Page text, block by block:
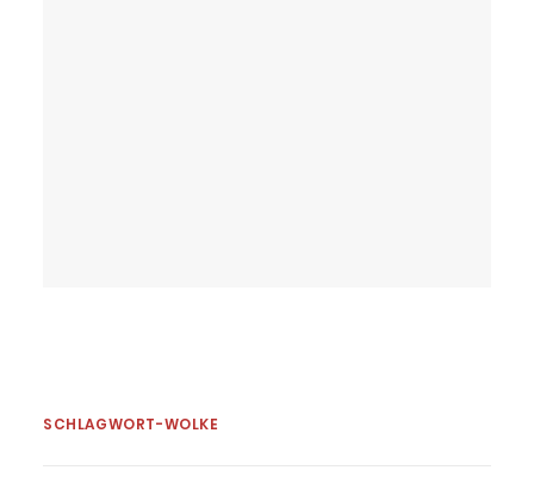
SCHLAGWORT-WOLKE